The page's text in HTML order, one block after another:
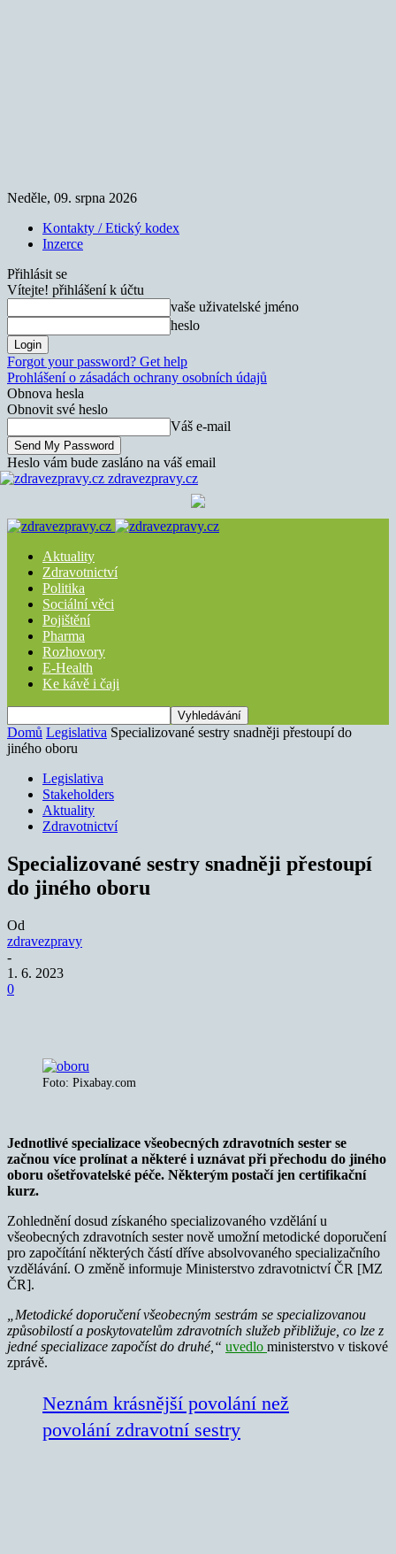
Neděle, 09. srpna 2026
Kontakty / Etický kodex
Inzerce
Přihlásit se
Vítejte! přihlášení k účtu
vaše uživatelské jméno
heslo
Forgot your password? Get help
Prohlášení o zásadách ochrany osobních údajů
Obnova hesla
Obnovit své heslo
Váš e-mail
Heslo vám bude zasláno na váš email
zdravezpravy.cz
Aktuality
Zdravotnictví
Politika
Sociální věci
Pojištění
Pharma
Rozhovory
E-Health
Ke kávě i čaji
Domů Legislativa Specializované sestry snadněji přestoupí do
jiného oboru
Legislativa
Stakeholders
Aktuality
Zdravotnictví
Specializované sestry snadněji přestoupí
do jiného oboru
Od
zdravezpravy
-
1. 6. 2023
0
Foto: Pixabay.com
Jednotlivé specializace všeobecných zdravotních sester se
začnou více prolínat a některé i uznávat při přechodu do jiného
oboru ošetřovatelské péče. Některým postačí jen certifikační
kurz.
Zohlednění dosud získaného specializovaného vzdělání u
všeobecných zdravotních sester nově umožní metodické doporučení
pro započítání některých částí dříve absolvovaného specializačního
vzdělávání. O změně informuje Ministerstvo zdravotnictví ČR [MZ
ČR].
„Metodické doporučení všeobecným sestrám se specializovanou
způsobilostí a poskytovatelům zdravotních služeb přibližuje, co lze z
jedné specializace započíst do druhé,“ uvedlo ministerstvo v tiskové
zprávě.
Neznám krásnější povolání než
povolání zdravotní sestry